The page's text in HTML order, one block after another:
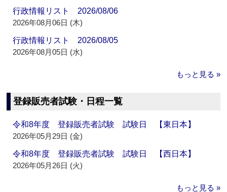
行政情報リスト 2026/08/06
2026年08月06日 (木)
行政情報リスト 2026/08/05
2026年08月05日 (水)
もっと見る »
登録販売者試験・日程一覧
令和8年度 登録販売者試験 試験日 【東日本】
2026年05月29日 (金)
令和8年度 登録販売者試験 試験日 【西日本】
2026年05月26日 (火)
もっと見る »